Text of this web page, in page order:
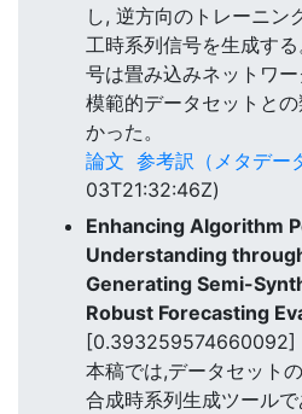
し, 逆方向のトレーニン
工時系列信号を生成す
号は畳み込みネットワ
模範的データセットと
かった。
論文 参考訳（メタデー
03T21:32:46Z)
Enhancing Algorithm
Understanding
Generating Semi-
Robust Forecasting
[0.393259574660092]
本稿では,データセット
合成時系列生成ツール